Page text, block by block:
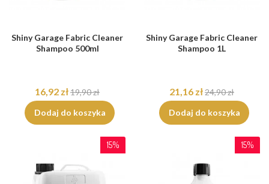
Shiny Garage Fabric Cleaner
Shampoo 500ml
16,92 zł19,90 zł
Dodaj do koszyka
Shiny Garage Fabric Cleaner
Shampoo 1L
21,16 zł24,90 zł
Dodaj do koszyka
15% 15%